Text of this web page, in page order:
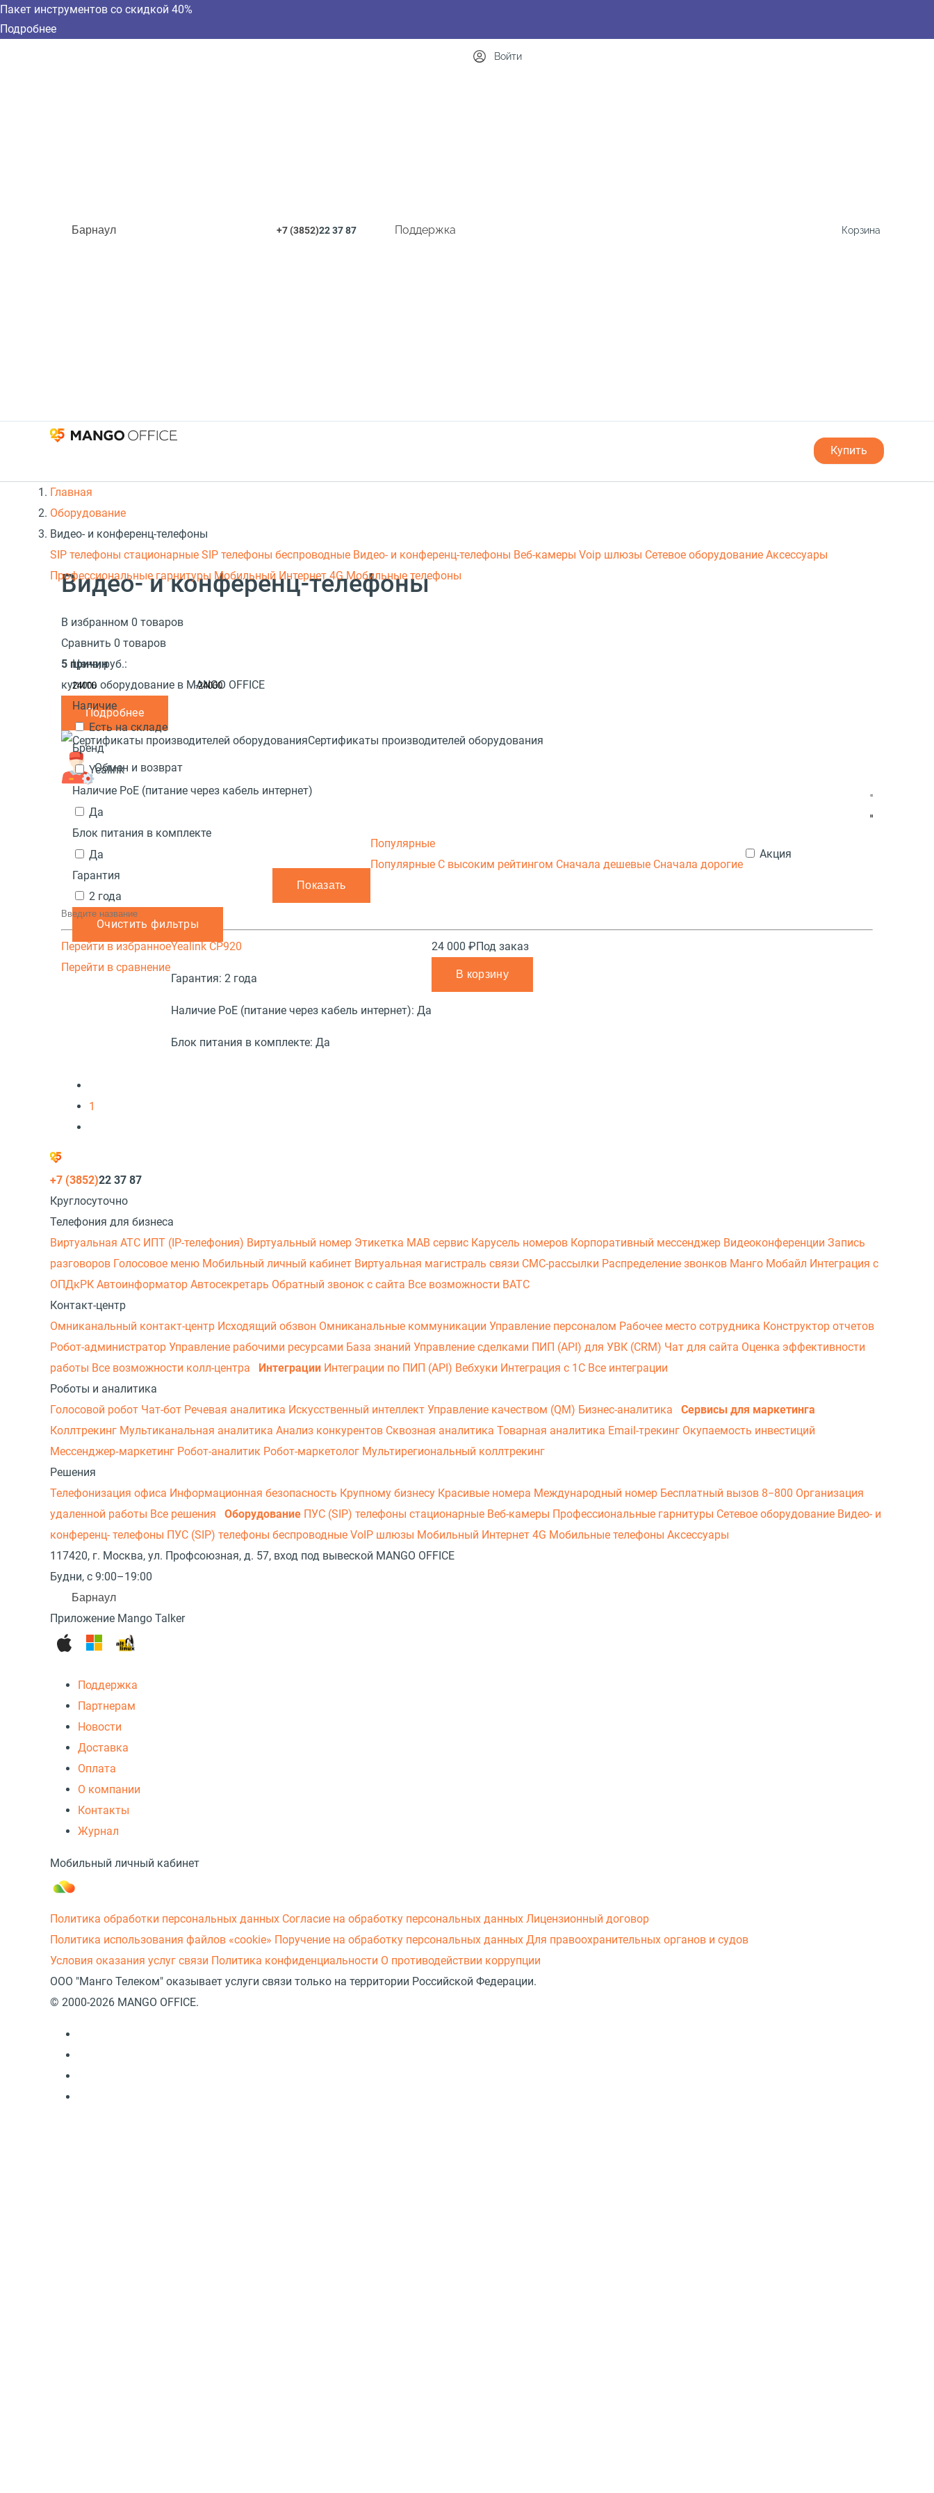
Пакет инструментов со скидкой 40%
Подробнее
Барнаул +7 (3852)22 37 87 Поддержка
Войти
Корзина
Купить
Главная
Оборудование
Видео- и конференц-телефоны
SIP телефоны стационарные SIP телефоны беспроводные Видео- и конференц-телефоны Веб-камеры Voip шлюзы Сетевое оборудование Аксессуары
Профессиональные гарнитуры Мобильный Интернет 4GМобильные телефоны
Видео- и конференц-телефоны
В избранном 0 товаров
Сравнить 0 товаров
Цена, руб.:
-
Наличие
Есть на складе
Бренд
Yealink
Наличие PoE (питание через кабель интернет)
Да
Блок питания в комплекте
Да
Гарантия
2 года
Очистить фильтры
5 причин
купить оборудование в MANGO OFFICE
Подробнее
Сертификаты производителей оборудования
Обмен и возврат
Популярные
Популярные С высоким рейтингом Сначала дешевые Сначала дорогие
Акция
Перейти в избранное
Перейти в сравнение
Yealink CP920
Гарантия: 2 года
Наличие PoE (питание через кабель интернет): Да
Блок питания в комплекте: Да
24 000 ₽Под заказ
В корзину
1
+7 (3852)22 37 87
Круглосуточно
Телефония для бизнеса
Виртуальная АТС ИПТ (IP-телефония) Виртуальный номер Этикетка МАВ сервис Карусель номеров Корпоративный мессенджер Видеоконференции Запись
разговоров Голосовое меню Мобильный личный кабинет Виртуальная магистраль связи СМС-рассылки Распределение звонков Манго Мобайл Интеграция с
ОПДкРК Автоинформатор Автосекретарь Обратный звонок с сайта Все возможности ВАТС
Контакт-центр
Омниканальный контакт-центр Исходящий обзвон Омниканальные коммуникации Управление персоналом Рабочее место сотрудника Конструктор отчетов
Робот-администратор Управление рабочими ресурсами База знаний Управление сделками ПИП (API) для УВК (CRM) Чат для сайта Оценка эффективности
работы Все возможности колл-центра Интеграции Интеграции по ПИП (API) Вебхуки Интеграция с 1С Все интеграции
Роботы и аналитика
Голосовой робот Чат-бот Речевая аналитика Искусственный интеллект Управление качеством (QM) Бизнес-аналитика
Сервисы для маркетинга
Коллтрекинг Мультиканальная аналитика Анализ конкурентов Сквозная аналитика Товарная аналитика Email-трекинг Окупаемость инвестиций
Мессенджер‑маркетинг Робот-аналитик Робот-маркетолог Мультирегиональный коллтрекинг
Решения
Телефонизация офиса Информационная безопасность Крупному бизнесу Красивые номера Международный номер Бесплатный вызов 8−800 Организация
удаленной работы Все решения Оборудование ПУС (SIP) телефоны стационарные Веб-камеры Профессиональные гарнитуры Сетевое оборудование Видео- и
конференц- телефоны ПУС (SIP) телефоны беспроводные VoIP шлюзы Мобильный Интернет 4G Мобильные телефоны Аксессуары
117420, г. Москва, ул. Профсоюзная, д. 57, вход под вывеской MANGO OFFICE
Будни, с 9:00–19:00
Барнаул
Приложение Mango Talker
Поддержка
Партнерам
Новости
Доставка
Оплата
О компании
Контакты
Журнал
Мобильный личный кабинет
Политика обработки персональных данных Согласие на обработку персональных данных Лицензионный договор
Политика использования файлов «cookie» Поручение на обработку персональных данных Для правоохранительных органов и судов
Условия оказания услуг связи Политика конфиденциальности О противодействии коррупции
ООО "Манго Телеком" оказывает услуги связи только на территории Российской Федерации.
© 2000-2026 MANGO OFFICE.